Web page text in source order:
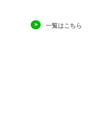
一覧はこちら